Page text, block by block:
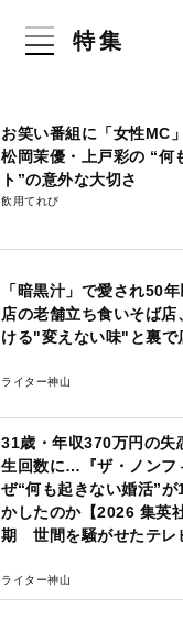
特集
お笑い番組に「女性MC
松岡茉優・上戸彩の “何
ト”の意外な大切さ
飲用てれび
「暗黒汁」で愛され50
店の老舗立ち食いそば店
ける"変えない味"と裏で
ライター神山
31歳・年収370万円の失
生回数に…『ザ・ノンフ
ぜ“何も起きない婚活”
かしたのか【2026 集英
期 世間を騒がせたテレ
ライター神山